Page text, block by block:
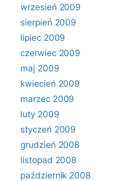
wrzesień 2009
sierpień 2009
lipiec 2009
czerwiec 2009
maj 2009
kwiecień 2009
marzec 2009
luty 2009
styczeń 2009
grudzień 2008
listopad 2008
październik 2008